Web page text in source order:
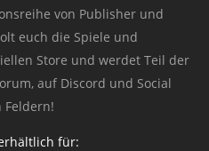
von Publisher und
euch die Spiele und
Store und werdet Teil der
auf Discord und Social
Feldern!
für: